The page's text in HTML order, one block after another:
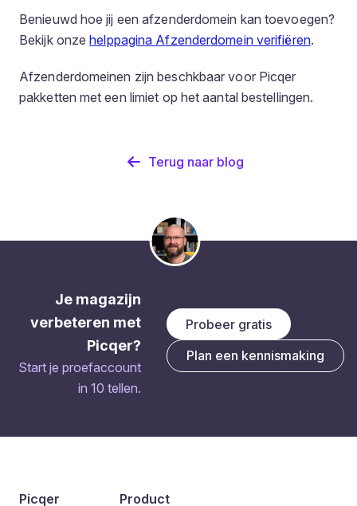
Benieuwd hoe jij een afzenderdomein kan toevoegen?
Bekijk onzehelppagina Afzenderdomein verifiëren.
Afzenderdomeinen zijn beschkbaar voor Picqer
pakketten met een limiet op het aantal bestellingen.
Terug naar blog
Je magazijn
verbeteren met
Picqer?
Start je proefaccount
in 10 tellen.
Probeer gratis
Plan een kennismaking
Picqer
Product